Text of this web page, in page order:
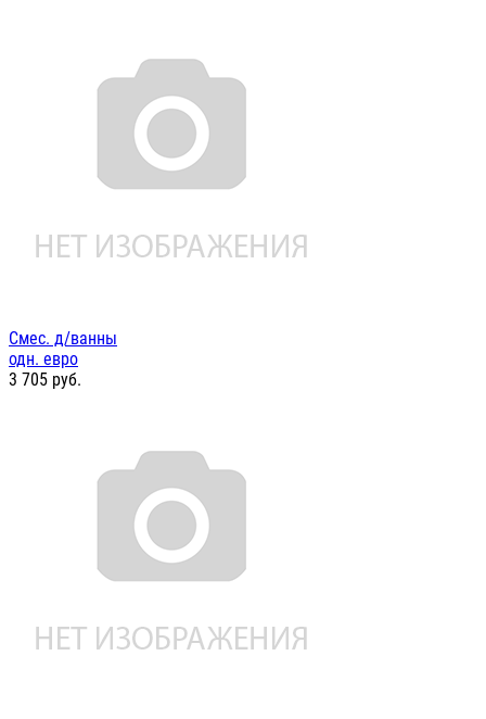
Смес. д/ванны
одн. евро
3 705 руб.